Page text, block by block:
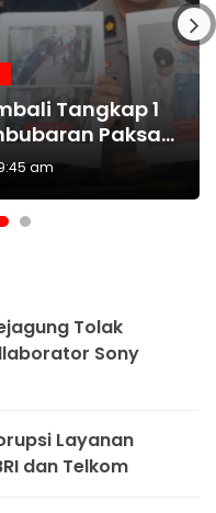
Momentum
Perlindungan
Anak
KPK Tidak Sah
Dilakukan Era
Tangkap 1
Paksa
am
Sejahtera Sigi
ADD
Tolak
Sony
Layanan
dan Telkom